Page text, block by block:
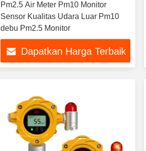
Pm2.5 Air Meter Pm10 Monitor
Sensor Kualitas Udara Luar Pm10
debu Pm2.5 Monitor
Dapatkan Harga Terbaik